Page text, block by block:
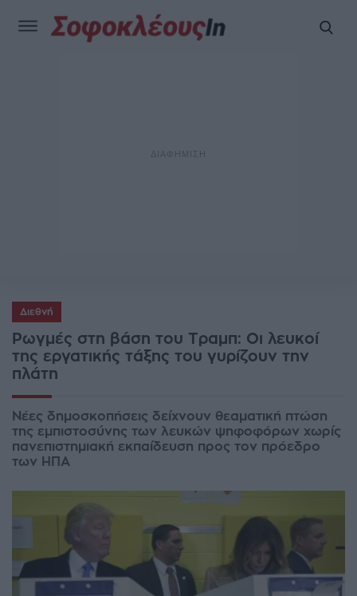
Διεθνή
Ρωγμές στη βάση του Τραμπ: Οι λευκοί
της εργατικής τάξης του γυρίζουν την
πλάτη
Νέες δημοσκοπήσεις δείχνουν θεαματική πτώση
της εμπιστοσύνης των λευκών ψηφοφόρων χωρίς
πανεπιστημιακή εκπαίδευση προς τον πρόεδρο
των ΗΠΑ